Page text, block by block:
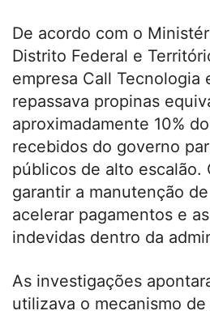
De acordo com o
Distrito Federal e
empresa Call Tecnologia
repassava propinas
aproximadamente 10%
recebidos do governo
públicos de alto escalão.
garantir a manutenção
acelerar pagamentos e
indevidas dentro da
As investigações
utilizava o mecanismo